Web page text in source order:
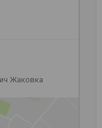
Жаковка